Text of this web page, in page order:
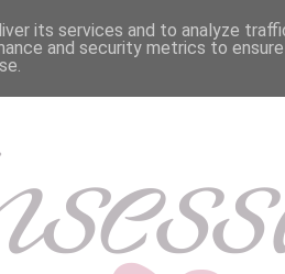
its services and to analyze
and security metrics to